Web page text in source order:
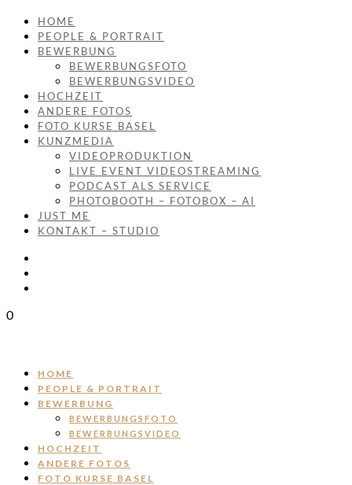
HOME
PEOPLE & PORTRAIT
BEWERBUNG
BEWERBUNGSFOTO
BEWERBUNGSVIDEO
HOCHZEIT
ANDERE FOTOS
FOTO KURSE BASEL
KUNZMEDIA
VIDEOPRODUKTION
LIVE EVENT VIDEOSTREAMING
PODCAST ALS SERVICE
PHOTOBOOTH – FOTOBOX – AI
JUST ME
KONTAKT – STUDIO
0
HOME
PEOPLE & PORTRAIT
BEWERBUNG
BEWERBUNGSFOTO
BEWERBUNGSVIDEO
HOCHZEIT
ANDERE FOTOS
FOTO KURSE BASEL